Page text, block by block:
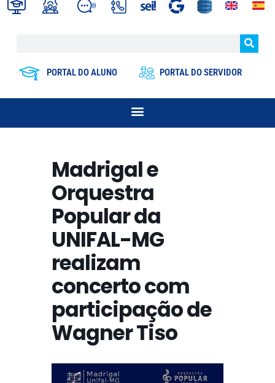
PORTAL DO ALUNO PORTAL DO SERVIDOR
Madrigal e
Orquestra
Popular da
UNIFAL-MG
realizam
concerto com
participação de
Wagner Tiso